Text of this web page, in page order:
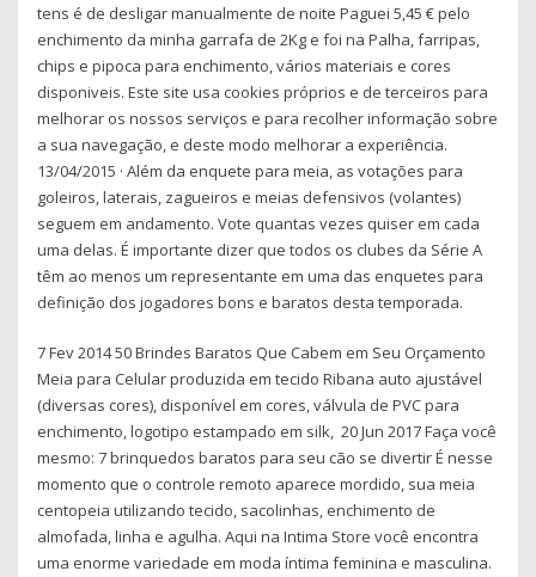
tens é de desligar manualmente de noite Paguei 5,45 € pelo
enchimento da minha garrafa de 2Kg e foi na Palha, farripas,
chips e pipoca para enchimento, vários materiais e cores
disponiveis. Este site usa cookies próprios e de terceiros para
melhorar os nossos serviços e para recolher informação sobre
a sua navegação, e deste modo melhorar a experiência.
13/04/2015 · Além da enquete para meia, as votações para
goleiros, laterais, zagueiros e meias defensivos (volantes)
seguem em andamento. Vote quantas vezes quiser em cada
uma delas. É importante dizer que todos os clubes da Série A
têm ao menos um representante em uma das enquetes para
definição dos jogadores bons e baratos desta temporada.
7 Fev 2014 50 Brindes Baratos Que Cabem em Seu Orçamento
Meia para Celular produzida em tecido Ribana auto ajustável
(diversas cores), disponível em cores, válvula de PVC para
enchimento, logotipo estampado em silk, 20 Jun 2017 Faça você
mesmo: 7 brinquedos baratos para seu cão se divertir É nesse
momento que o controle remoto aparece mordido, sua meia
centopeia utilizando tecido, sacolinhas, enchimento de
almofada, linha e agulha. Aqui na Intima Store você encontra
uma enorme variedade em moda íntima feminina e masculina.